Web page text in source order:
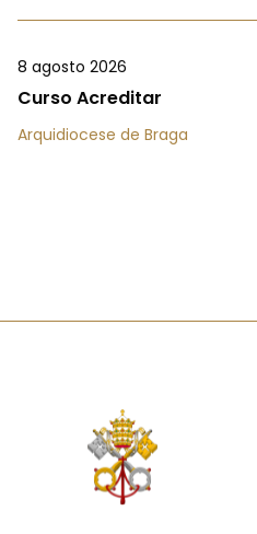
8 agosto 2026
Curso Acreditar
Arquidiocese de Braga